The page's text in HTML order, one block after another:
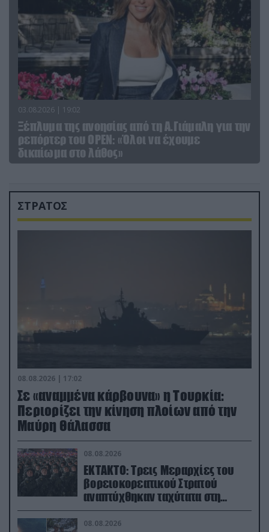
03.08.2026 | 19:02
Ξέπλυμα της ανοησίας από τη Α.Γιάμαλη για την
ρεπόρτερ του ΟΡΕΝ: «Όλοι να έχουμε
δικαίωμα στο λάθος»
ΣΤΡΑΤΟΣ
08.08.2026 | 17:02
Σε «αναμμένα κάρβουνα» η Τουρκία:
Περιορίζει την κίνηση πλοίων από την
Μαύρη Θάλασσα
08.08.2026
ΕΚΤΑΚΤΟ: Τρεις Μεραρχίες του
βορειοκορεατικού Στρατού
αναπτύχθηκαν ταχύτατα στη
Ρωσία
08.08.2026